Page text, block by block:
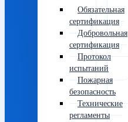
Обязательная
сертификация
Добровольная
сертификация
Протокол
испытаний
Пожарная
безопасность
Технические
регламенты